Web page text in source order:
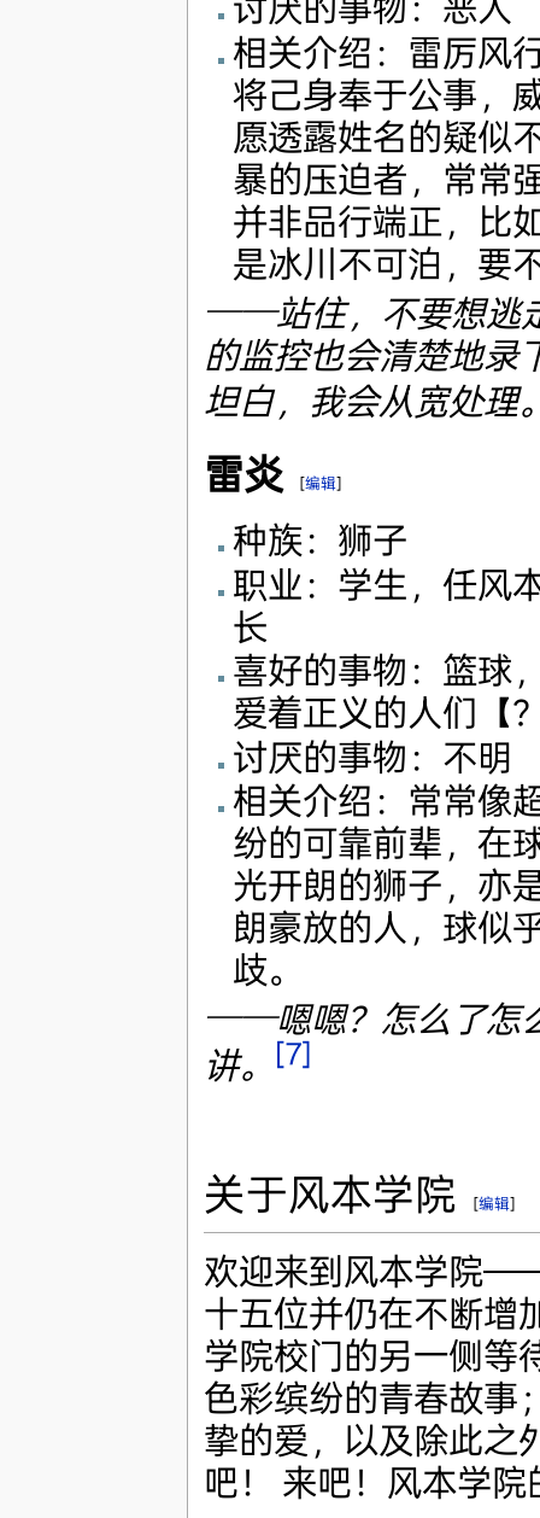
相关介绍：雷厉风
将己身奉于公事，
愿透露姓名的疑似
暴的压迫者，常常
并非品行端正，比
是冰川不可泊，要
──站住，不要想逃
的监控也会清楚地录
坦白，我会从宽处理
雷炎 [编辑]
种族：狮子
职业：学生，任风
长
喜好的事物：篮球
爱着正义的人们【
讨厌的事物：不明
相关介绍：常常像
纷的可靠前辈，在
光开朗的狮子，亦
朗豪放的人，球似
歧。
──嗯嗯？怎么了怎
讲。
[7]
关于风本学院 [编辑]
欢迎来到风本学院
十五位并仍在不断增
学院校门的另一侧等
色彩缤纷的青春故事
挚的爱，以及除此
吧！ 来吧！风本学